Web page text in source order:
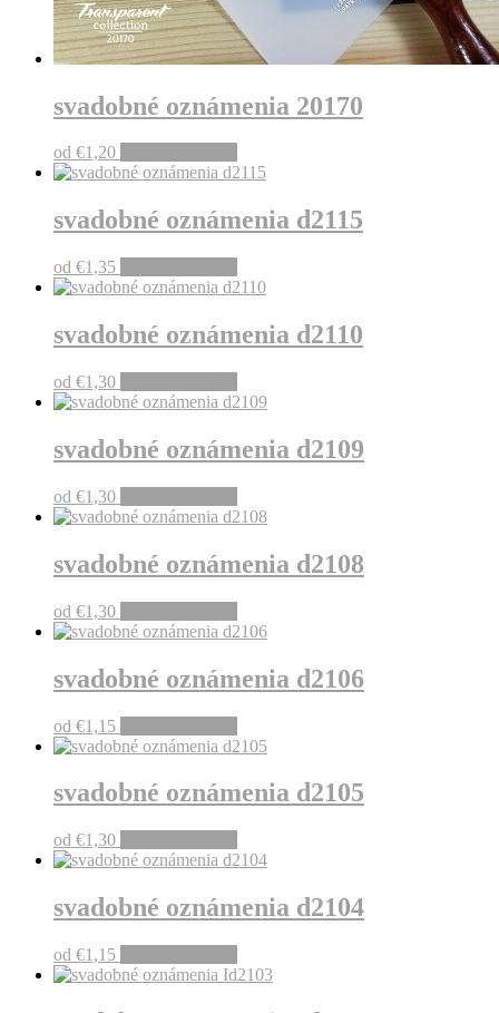
svadobné oznámenia 20170
od €1,20
svadobné oznámenia d2115
od €1,35
svadobné oznámenia d2110
od €1,30
svadobné oznámenia d2109
od €1,30
svadobné oznámenia d2108
od €1,30
svadobné oznámenia d2106
od €1,15
svadobné oznámenia d2105
od €1,30
svadobné oznámenia d2104
od €1,15